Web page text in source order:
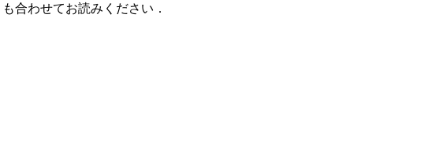
も合わせてお読みください．